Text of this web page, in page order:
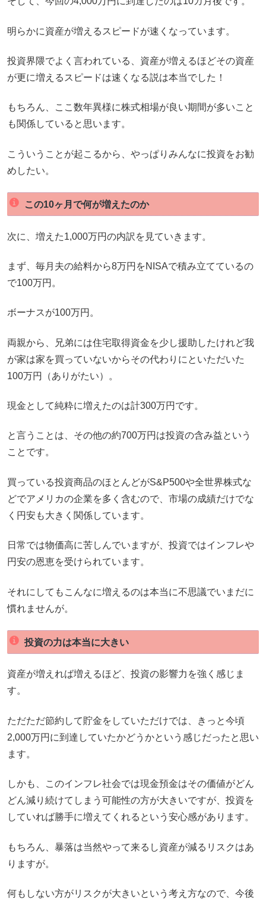
明らかに資産が増えるスピードが速くなっています。
投資界隈でよく言われている、資産が増えるほどその資産
が更に増えるスピードは速くなる説は本当でした！
もちろん、ここ数年異様に株式相場が良い期間が多いこと
も関係していると思います。
こういうことが起こるから、やっぱりみんなに投資をお勧
めしたい。
この10ヶ月で何が増えたのか
次に、増えた1,000万円の内訳を見ていきます。
まず、毎月夫の給料から8万円をNISAで積み立てているの
で100万円。
ボーナスが100万円。
両親から、兄弟には住宅取得資金を少し援助したけれど我
が家は家を買っていないからその代わりにといただいた
100万円（ありがたい）。
現金として純粋に増えたのは計300万円です。
と言うことは、その他の約700万円は投資の含み益という
ことです。
買っている投資商品のほとんどがS&P500や全世界株式な
どでアメリカの企業を多く含むので、市場の成績だけでな
く円安も大きく関係しています。
日常では物価高に苦しんでいますが、投資ではインフレや
円安の恩恵を受けられています。
それにしてもこんなに増えるのは本当に不思議でいまだに
慣れませんが。
投資の力は本当に大きい
資産が増えれば増えるほど、投資の影響力を強く感じま
す。
ただただ節約して貯金をしていただけでは、きっと今頃
2,000万円に到達していたかどうかという感じだったと思い
ます。
しかも、このインフレ社会では現金預金はその価値がどん
どん減り続けてしまう可能性の方が大きいですが、投資を
していれば勝手に増えてくれるという安心感があります。
もちろん、暴落は当然やって来るし資産が減るリスクはあ
りますが。
何もしない方がリスクが大きいという考え方なので、今後